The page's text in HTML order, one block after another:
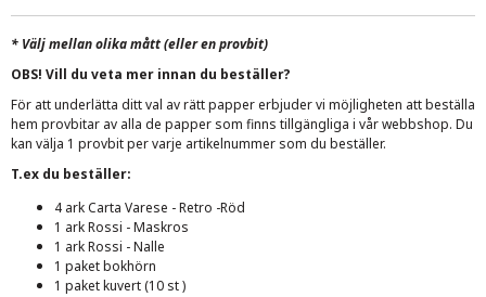
* Välj mellan olika mått (eller en provbit)
OBS! Vill du veta mer innan du beställer?
För att underlätta ditt val av rätt papper erbjuder vi möjligheten att beställa
hem provbitar av alla de papper som finns tillgängliga i vår webbshop. Du
kan välja 1 provbit per varje artikelnummer som du beställer.
T.ex du beställer:
4 ark Carta Varese - Retro -Röd
1 ark Rossi - Maskros
1 ark Rossi - Nalle
1 paket bokhörn
1 paket kuvert (10 st )